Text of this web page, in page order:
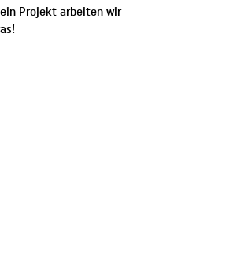
Projekt arbeiten wir